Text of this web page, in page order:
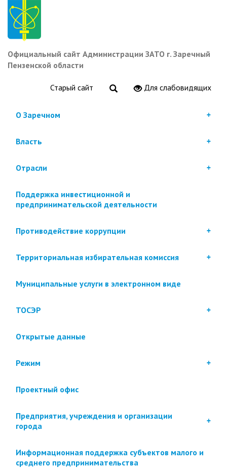
Перейти
основному
содержанию
Официальный сайт Администрации ЗАТО г. Заречный
Пензенской области
Старый сайт Для слабовидящих
О Заречном
Власть
Отрасли
Поддержка инвестиционной и
предпринимательской деятельности
Противодействие коррупции
Территориальная избирательная комиссия
Муниципальные услуги в электронном виде
ТОСЭР
Открытые данные
Режим
Проектный офис
Предприятия, учреждения и организации
города
Информационная поддержка субъектов малого и
среднего предпринимательства